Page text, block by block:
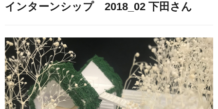
インターンシップ 2018_02 下田さん